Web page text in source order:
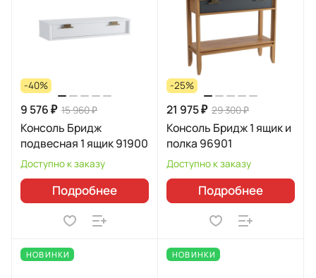
-40%
9 576 ₽ 15 960 ₽
Консоль Бридж
подвесная 1 ящик 91900
Доступно к заказу
Подробнее
-25%
21 975 ₽ 29 300 ₽
Консоль Бридж 1 ящик и
полка 96901
Доступно к заказу
Подробнее
НОВИНКИ НОВИНКИ